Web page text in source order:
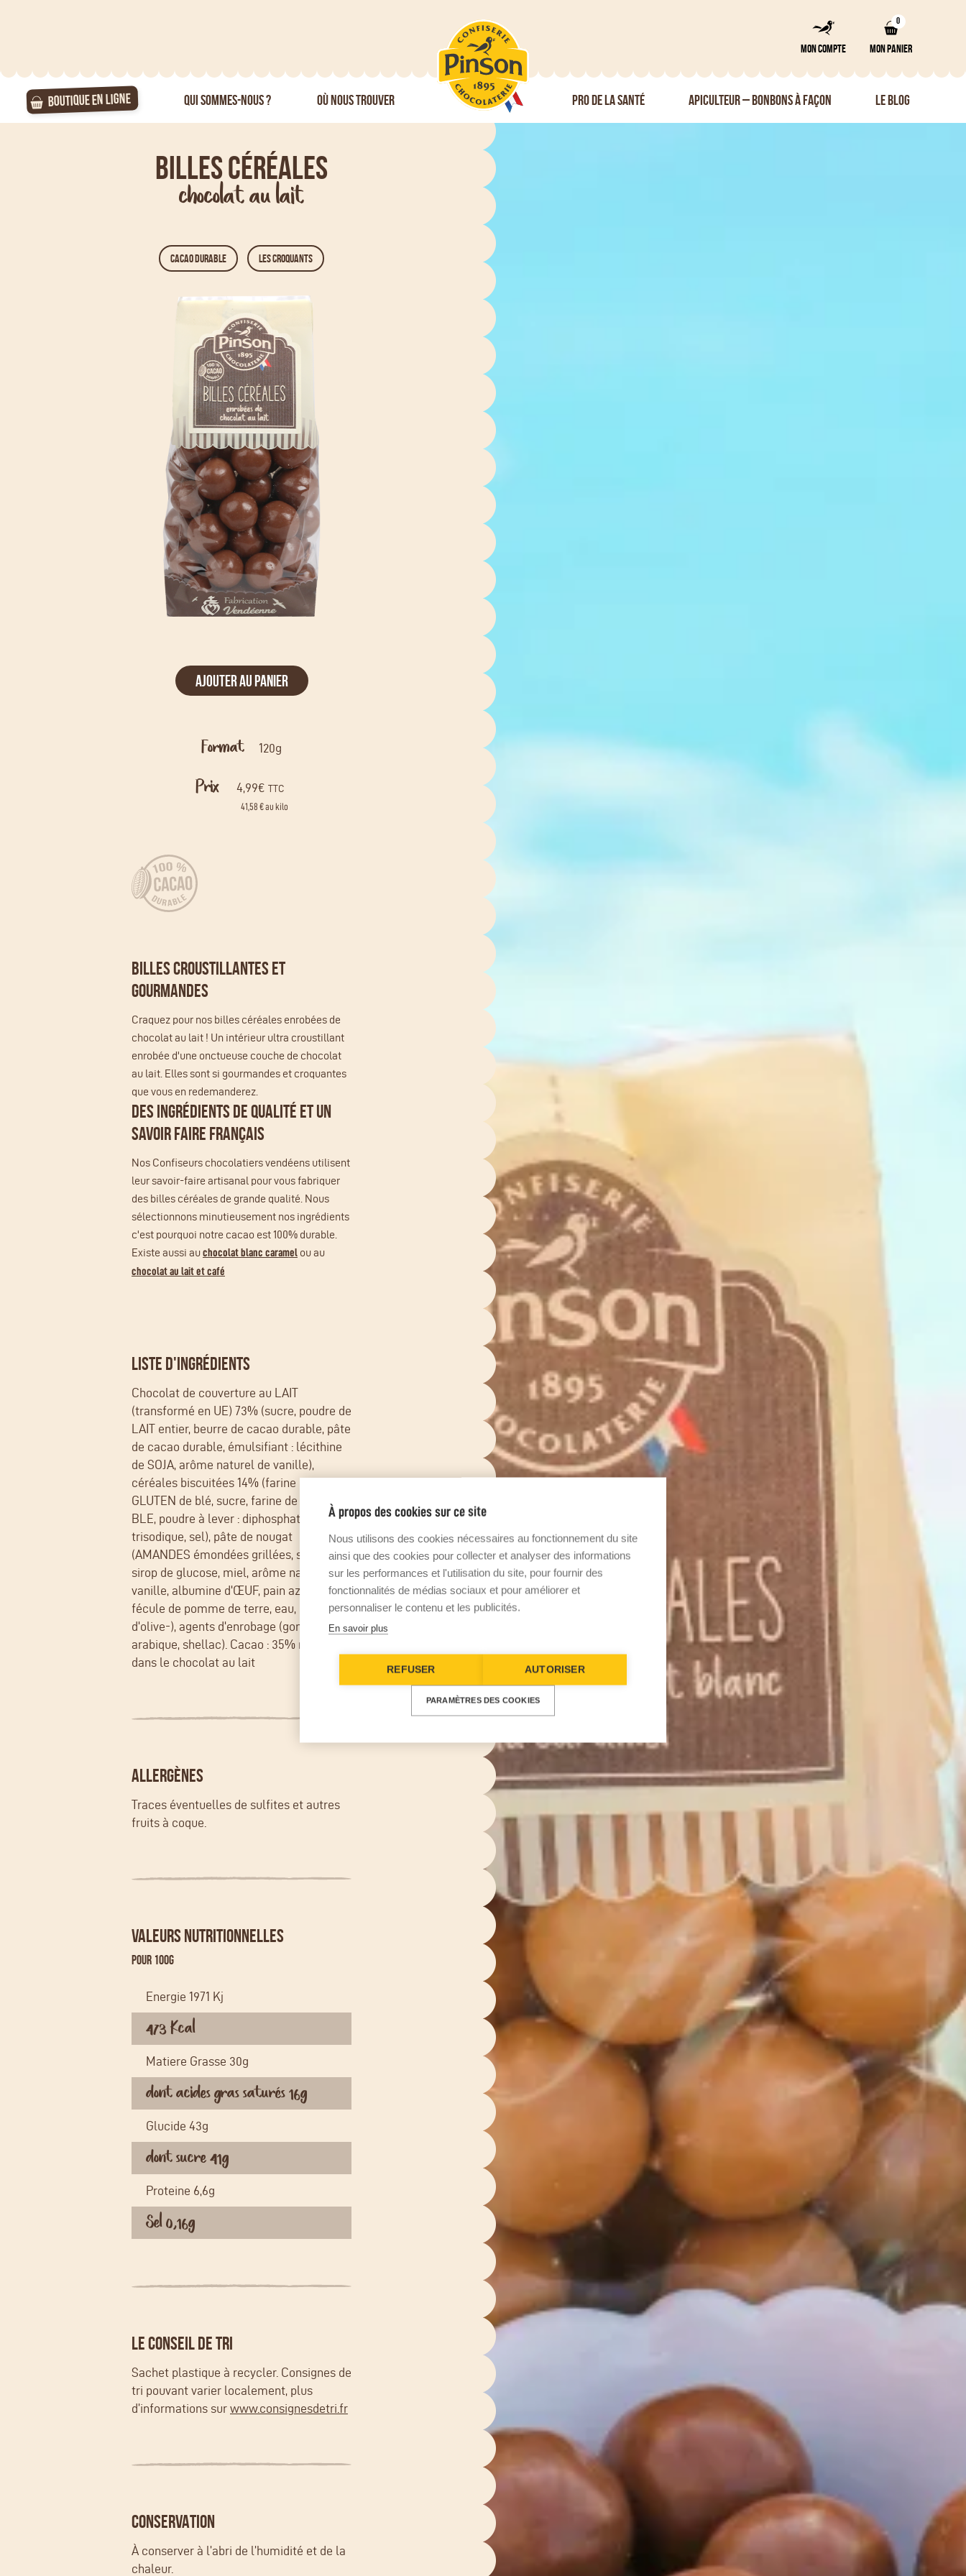
MON COMPTE MON PANIER
0
BOUTIQUE EN LIGNE QUI SOMMES-NOUS ? OÙ NOUS TROUVER PRO DE LA SANTÉ APICULTEUR – BONBONS À FAÇON LE BLOG
Billes céréales
chocolat au lait
CACAO DURABLE LES CROQUANTS
AJOUTER AU PANIER
Format 120g
Prix 4,99€ TTC
41,58 € au kilo
BILLES CROUSTILLANTES ET
GOURMANDES
Craquez pour nos billes céréales enrobées de
chocolat au lait ! Un intérieur ultra croustillant
enrobée d'une onctueuse couche de chocolat
au lait. Elles sont si gourmandes et croquantes
que vous en redemanderez.
DES INGRÉDIENTS DE QUALITÉ ET UN
SAVOIR FAIRE FRANÇAIS
Nos Confiseurs chocolatiers vendéens utilisent
leur savoir-faire artisanal pour vous fabriquer
des billes céréales de grande qualité. Nous
sélectionnons minutieusement nos ingrédients
c'est pourquoi notre cacao est 100% durable.
Existe aussi auchocolat blanc caramel ou au
chocolat au lait et café
LISTE D'INGRÉDIENTS
Chocolat de couverture au LAIT
(transformé en UE) 73% (sucre, poudre de
LAIT entier, beurre de cacao durable, pâte
de cacao durable, émulsifiant : lécithine
de SOJA, arôme naturel de vanille),
céréales biscuitées 14% (farine de BLE,
GLUTEN de blé, sucre, farine de malt de
BLE, poudre à lever : diphosphate
trisodique, sel), pâte de nougat
(AMANDES émondées grillées, sucre,
sirop de glucose, miel, arôme naturel de
vanille, albumine d'ŒUF, pain azyme-
fécule de pomme de terre, eau, huile
d'olive-), agents d'enrobage (gomme
arabique, shellac). Cacao : 35% minimum
dans le chocolat au lait
ALLERGÈNES
Traces éventuelles de sulfites et autres
fruits à coque.
VALEURS NUTRITIONNELLES
Pour 100g
Energie 1971 Kj
473 Kcal
Matiere Grasse 30g
dont acides gras saturés 16g
Glucide 43g
dont sucre 41g
Proteine 6,6g
Sel 0,16g
LE CONSEIL DE TRI
Sachet plastique à recycler. Consignes de
tri pouvant varier localement, plus
d’informations sur www.consignesdetri.fr
CONSERVATION
À conserver à l’abri de l’humidité et de la
chaleur.
À propos des cookies sur ce site
Nous utilisons des cookies nécessaires au fonctionnement du site
ainsi que des cookies pour collecter et analyser des informations
sur les performances et l'utilisation du site, pour fournir des
fonctionnalités de médias sociaux et pour améliorer et
personnaliser le contenu et les publicités.
En savoir plus
REFUSER AUTORISER
PARAMÈTRES DES COOKIES